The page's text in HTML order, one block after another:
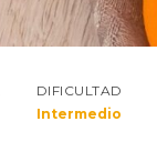
DIFICULTAD
Intermedio